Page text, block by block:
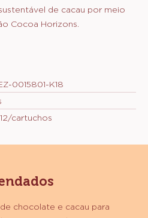
de cacau por meio
Cocoa Horizons.
0015801-K18
cartuchos
chocolate e cacau para